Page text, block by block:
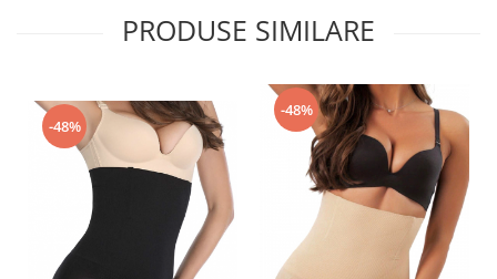
PRODUSE SIMILARE
-48%
-48%